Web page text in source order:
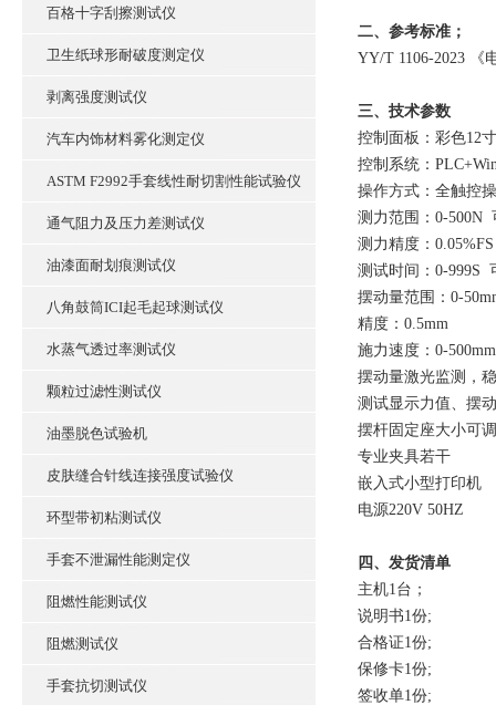
百格十字刮擦测试仪
卫生纸球形耐破度测定仪
剥离强度测试仪
汽车内饰材料雾化测定仪
ASTM F2992手套线性耐切割性能试验仪
通气阻力及压力差测试仪
油漆面耐划痕测试仪
八角鼓筒ICI起毛起球测试仪
水蒸气透过率测试仪
颗粒过滤性测试仪
油墨脱色试验机
皮肤缝合针线连接强度试验仪
环型带初粘测试仪
手套不泄漏性能测定仪
阻燃性能测试仪
阻燃测试仪
手套抗切测试仪
二、参考标准；
YY/T 1106-2023 《
三、技术参数
控制面板：彩色12
控制系统：
操作方式：全触控
测力范围：0-500N
测力精度：0.05%FS
测试时间：0-999S
摆动量范围：0-
精度：0.5mm
施力速度：0-
摆动量激光监测，
测试显示力值、摆
摆杆固定座大小可调
专业夹具若干
嵌入式小型打印机
电源220V 50HZ
四、发货清单
主机1台；
说明书1份;
合格证1份;
保修卡1份;
签收单1份;